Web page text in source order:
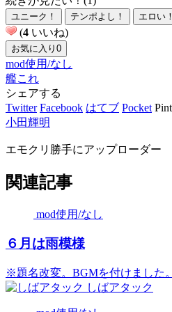
ユニーク！ テンポよし！ エロい！
(4 いいね)
お気に入り 0
mod使用/なし
艦これ
シェアする
Twitter Facebook はてブ Pocket
小田輝明
エモクリ勝手にアップローダー
関連記事
mod使用/なし
６月は雨模様
※題名改変。BGMを付けました
しばアタック